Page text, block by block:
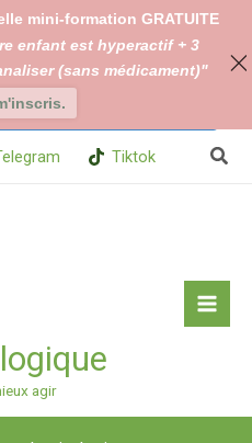
Tiktok
agir
acceptez l’utilisation des
de cookies
mini-formation GRATUITE
enfant est hyperactif + 3
(sans médicament)"